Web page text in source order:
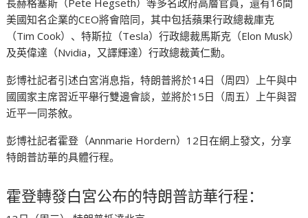
美國知名企業的CEO將會陪同，其中包括蘋果行政總裁庫克
（Tim Cook）、特斯拉（Tesla）行政總裁馬斯克（Elon Musk）
及英偉達（Nvidia，又譯輝達）行政總裁黃仁勳。
彭博社記者引述白宮消息指，特朗普將於14日（周四）上午與中
國國家主席習近平舉行雙邊會談，並將於15日（周五）上午與習
近平一同茶敘。
彭博社記者霍登（Annmarie Hordern）12日在網上發文，分享
特朗普訪華的具體行程。
霍登轉發白宮公布的特朗普訪華行程：